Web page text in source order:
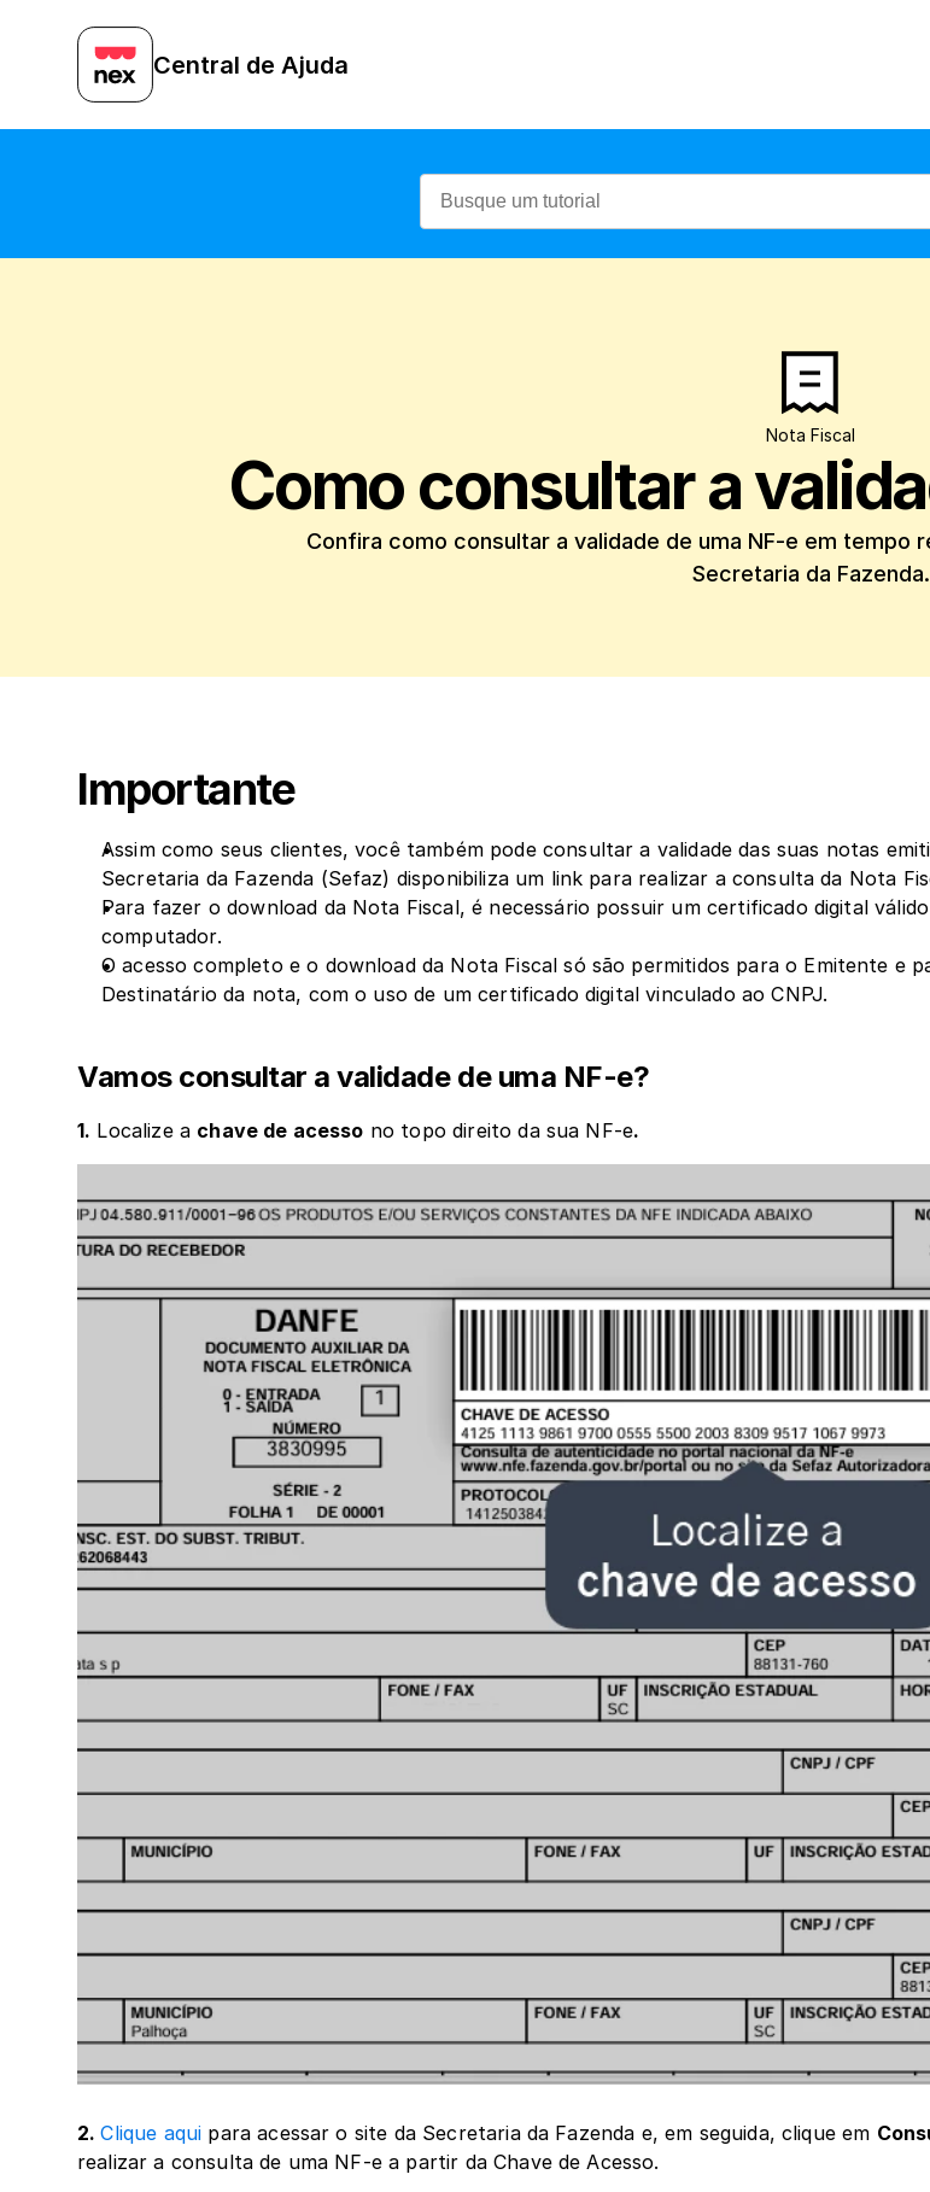
Central de Ajuda
Nota Fiscal
Como consultar a
Confira como consultar a validade de uma NF-e em tempo
Secretaria da Fazenda.
‍Importante
Assim como seus clientes, você também pode consultar a validade das suas notas
Secretaria da Fazenda (Sefaz) disponibiliza um link para realizar a consulta da Nota
Para fazer o download da Nota Fiscal, é necessário possuir um certificado digital
computador.
O acesso completo e o download da Nota Fiscal só são permitidos para o Emitente e
Destinatário da nota, com o uso de um certificado digital vinculado ao CNPJ.
Vamos consultar a validade de uma NF-e?
1. Localize a chave de acesso no topo direito da sua NF-e.
2. Clique aqui para acessar o site da Secretaria da Fazenda e, em seguida, clique em
realizar a consulta de uma NF-e a partir da Chave de Acesso.